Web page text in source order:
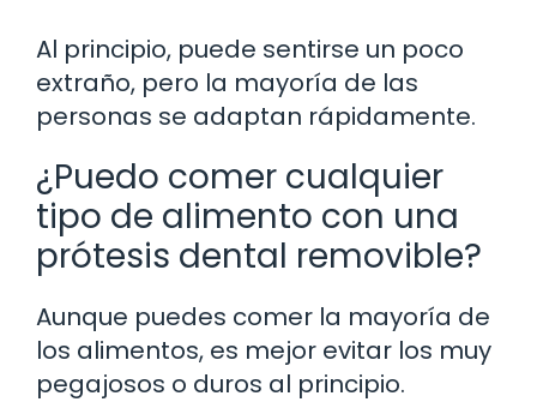
Al principio, puede sentirse un poco
extraño, pero la mayoría de las
personas se adaptan rápidamente.
¿Puedo comer cualquier
tipo de alimento con una
prótesis dental removible?
Aunque puedes comer la mayoría de
los alimentos, es mejor evitar los muy
pegajosos o duros al principio.